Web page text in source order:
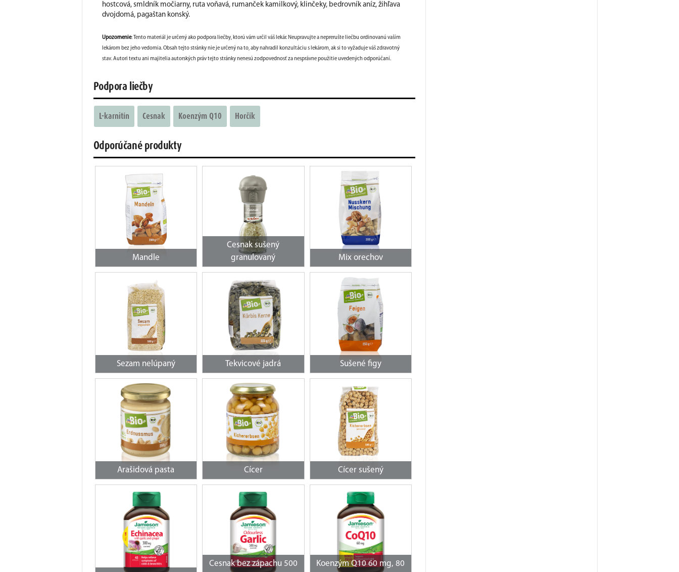
hostcová, smldník močiarny, ruta voňavá, rumanček kamilkový, klinčeky, bedrovník aníz, žihľava
dvojdomá, pagaštan konský.
Upozornenie: Tento materiál je určený ako podpora liečby, ktorú vám určil váš lekár. Neupravujte a neprerušte liečbu ordinovanú vaším
lekárom bez jeho vedomia. Obsah tejto stránky nie je určený na to, aby nahradil konzultáciu s lekárom, ak si to vyžaduje váš zdravotný
stav. Autori textu ani majitelia autorských práv tejto stránky nenesú zodpovednosť za nesprávne použitie uvedených odporúčaní.
Podpora liečby
L-karnitín Cesnak Koenzým Q10 Horčík
Odporúčané produkty
Mandle
Cesnak sušený
granulovaný
Mix orechov
Sezam nelúpaný Tekvicové jadrá Sušené figy
Arašidová pasta Cícer Cícer sušený
Cesnak bez zápachu 500 Koenzým Q10 60 mg, 80